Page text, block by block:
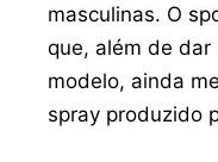
masculinas. O
que, além de dar
modelo, ainda
spray produzido